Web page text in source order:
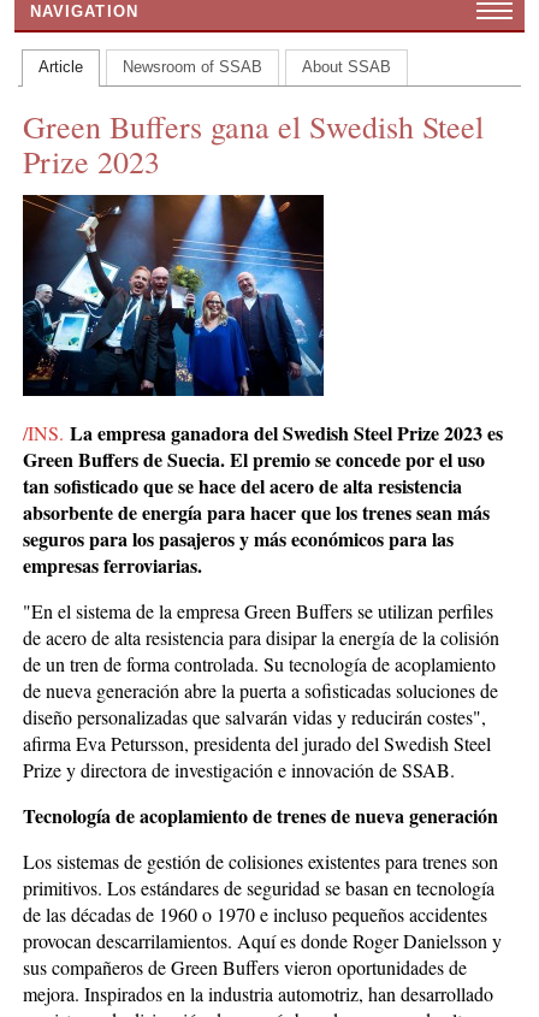
NAVIGATION
HOME
CONTACT US
INS MAIN WEBSITE
ABOUT US
Article Newsroom of SSAB About SSAB
Green Buffers gana el Swedish Steel
Prize 2023
/INS. La empresa ganadora del Swedish Steel Prize 2023 es
Green Buffers de Suecia. El premio se concede por el uso
tan sofisticado que se hace del acero de alta resistencia
absorbente de energía para hacer que los trenes seanmás
seguros para los pasajeros y más económicos para las
empresas ferroviarias.
"En el sistema de la empresa Green Buffers se utilizan perfiles
de acero de alta resistencia para disipar la energía de la colisión
de un tren de forma controlada. Su tecnología de acoplamiento
de nueva generación abre la puerta a sofisticadas soluciones de
diseño personalizadas que salvarán vidas y reducirán costes",
afirma Eva Petursson, presidenta del jurado del Swedish Steel
Prize y directora de investigación e innovación de SSAB.
Tecnología de acoplamiento de trenes de nueva generación
Los sistemas de gestión de colisiones existentes para trenes son
primitivos. Los estándares de seguridad se basan en tecnología
de las décadas de 1960 o 1970 e incluso pequeños accidentes
provocan descarrilamientos. Aquí es donde Roger Danielsson y
sus compañeros de Green Buffers vieron oportunidades de
mejora. Inspirados en la industria automotriz, han desarrollado